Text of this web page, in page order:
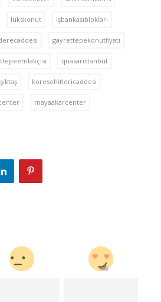
lükskonut işbankasıblokları
gayrettepekonutfiyatı
quasaristanbul
koresehitlericaddesi
mayaakarcenter